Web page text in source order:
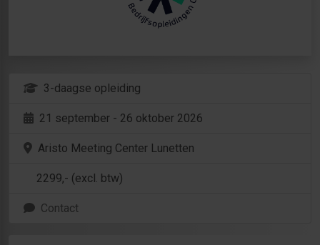
3-daagse opleiding
21 september - 26 oktober 2026
Aristo Meeting Center Lunetten
2299,- (excl. btw)
Contact